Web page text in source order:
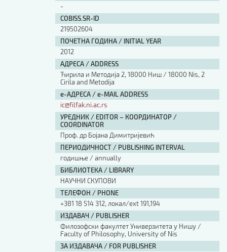
-
COBISS.SR-ID
219502604
ПОЧЕТНА ГОДИНА / INITIAL YEAR
2012
АДРЕСА / ADDRESS
Ћирила и Методија 2, 18000 Ниш / 18000 Nis, 2
Cirila and Metodija
е-АДРЕСА / e-MAIL ADDRESS
ic@filfak.ni.ac.rs
УРЕДНИК / EDITOR – КООРДИНАТОР /
COORDINATOR
Проф. др Бојана Димитријевић
ПЕРИОДИЧНОСТ / PUBLISHING INTERVAL
годишње / annually
БИБЛИОТЕКА / LIBRARY
НАУЧНИ СКУПОВИ
ТЕЛЕФОН / PHONE
+381 18 514 312, локал/ext 191,194
ИЗДАВАЧ / PUBLISHER
Филозофски факултет Универзитета у Нишу /
Faculty of Philosophy, University of Nis
ЗА ИЗДАВАЧА / FOR PUBLISHER